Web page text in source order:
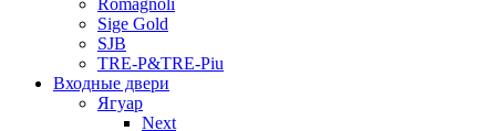
Sige Gold
SJB
TRE-P&TRE-Piu
Входные двери
Ягуар
Next